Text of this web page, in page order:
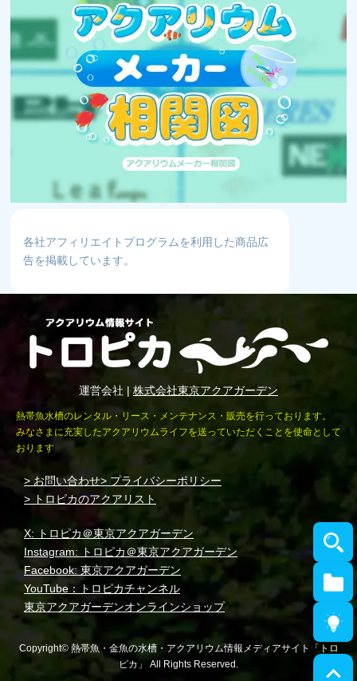
各社アフィリエイトプログラムを利用した商品広
告を掲載しています。
運営会社 | 株式会社東京アクアガーデン
熱帯魚水槽のレンタル・リース・メンテナンス・販売を行っております。
みなさまに充実したアクアリウムライフを送っていただくことを使命として
おります
> お問い合わせ> プライバシーポリシー
> トロピカのアクアリスト
X: トロピカ＠東京アクアガーデン
Instagram: トロピカ＠東京アクアガーデン
Facebook: 東京アクアガーデン
YouTube：トロピカチャンネル
東京アクアガーデンオンラインショップ
Copyright© 熱帯魚・金魚の水槽・アクアリウム情報メディアサイト「トロ
ピカ」 All Rights Reserved.